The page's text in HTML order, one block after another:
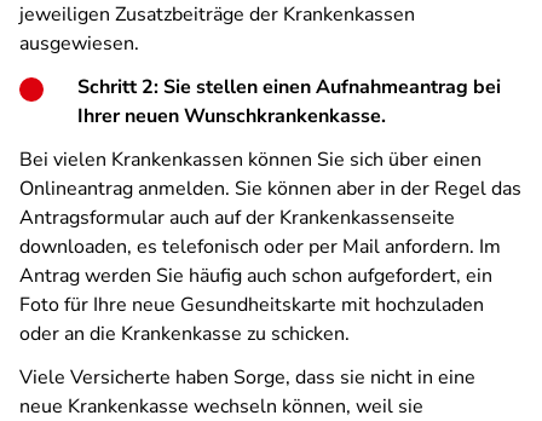
jeweiligen Zusatzbeiträge der Krankenkassen
ausgewiesen.
Schritt 2: Sie stellen einen Aufnahmeantrag bei
Ihrer neuen Wunschkrankenkasse.
Bei vielen Krankenkassen können Sie sich über einen
Onlineantrag anmelden. Sie können aber in der Regel das
Antragsformular auch auf der Krankenkassenseite
downloaden, es telefonisch oder per Mail anfordern. Im
Antrag werden Sie häufig auch schon aufgefordert, ein
Foto für Ihre neue Gesundheitskarte mit hochzuladen
oder an die Krankenkasse zu schicken.
Viele Versicherte haben Sorge, dass sie nicht in eine
neue Krankenkasse wechseln können, weil sie